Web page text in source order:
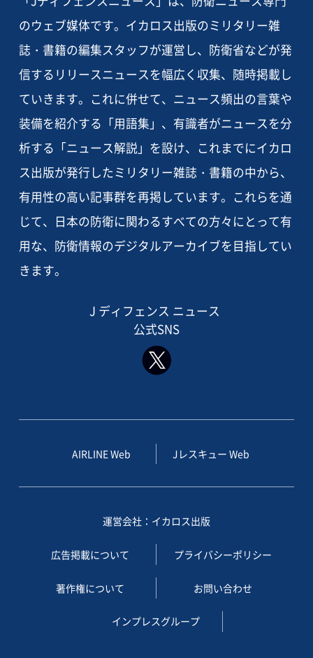
のウェブ媒体です。イカロス出版のミリタリー雑
誌・書籍の編集スタッフが運営し、防衛省などが発
信するリリースニュースを幅広く収集、随時掲載し
ていきます。これに併せて、ニュース頻出の言葉や
装備を紹介する「用語集」、有識者がニュースを分
析する「ニュース解説」を設け、これまでにイカロ
ス出版が発行したミリタリー雑誌・書籍の中から、
有用性の高い記事群を再掲しています。これらを通
じて、日本の防衛に関わるすべての方々にとって有
用な、防衛情報のデジタルアーカイブを目指してい
きます。
J ディフェンス ニュース
公式SNS
AIRLINE Web Jレスキュー Web
運営会社：イカロス出版
広告掲載について プライバシーポリシー
著作権について お問い合わせ
インプレスグループ